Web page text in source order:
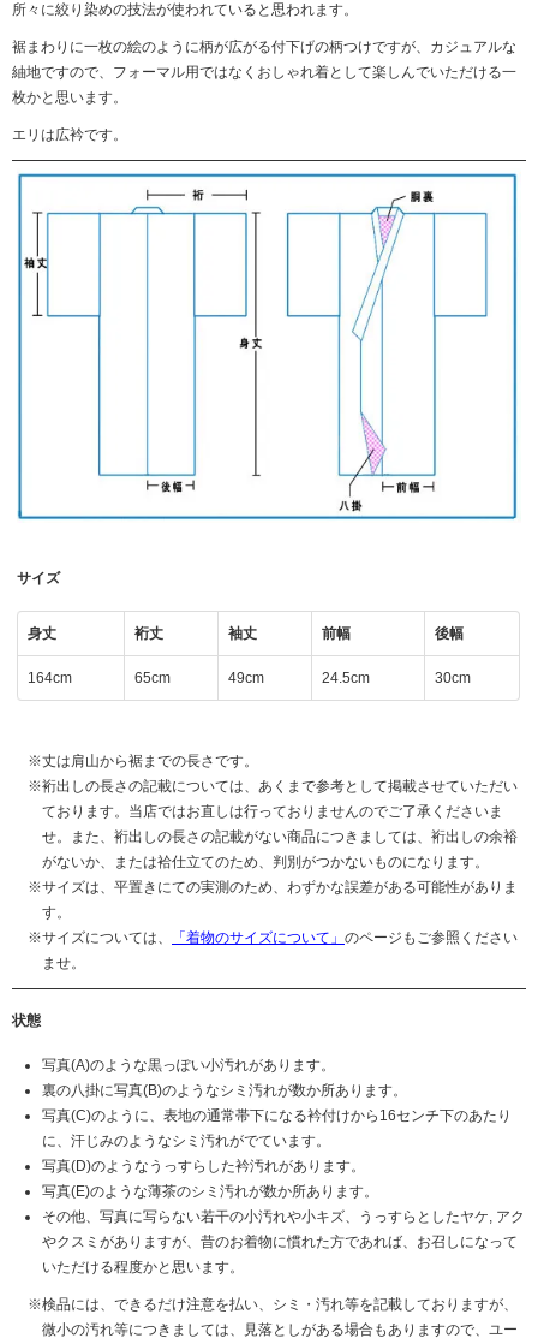
所々に絞り染めの技法が使われていると思われます。
裾まわりに一枚の絵のように柄が広がる付下げの柄つけですが、カジュアルな
紬地ですので、フォーマル用ではなくおしゃれ着として楽しんでいただける一
枚かと思います。
エリは広衿です。
サイズ
身丈 裄丈 袖丈 前幅 後幅
164cm 65cm 49cm 24.5cm 30cm
丈は肩山から裾までの長さです。
裄出しの長さの記載については、あくまで参考として掲載させていただい
ております。当店ではお直しは行っておりませんのでご了承くださいま
せ。また、裄出しの長さの記載がない商品につきましては、裄出しの余裕
がないか、または袷仕立てのため、判別がつかないものになります。
サイズは、平置きにての実測のため、わずかな誤差がある可能性がありま
す。
サイズについては、
「着物のサイズについて」 のページもご参照ください
ませ。
状態
写真(A)のような黒っぽい小汚れがあります。
裏の八掛に写真(B)のようなシミ汚れが数か所あります。
写真(C)のように、表地の通常帯下になる衿付けから16センチ下のあたり
に、汗じみのようなシミ汚れがでています。
写真(D)のようなうっすらした衿汚れがあります。
写真(E)のような薄茶のシミ汚れが数か所あります。
その他、写真に写らない若干の小汚れや小キズ、うっすらとしたヤケ, アク
やクスミがありますが、昔のお着物に慣れた方であれば、お召しになって
いただける程度かと思います。
検品には、できるだけ注意を払い、シミ・汚れ等を記載しておりますが、
微小の汚れ等につきましては、見落としがある場合もありますので、ユー